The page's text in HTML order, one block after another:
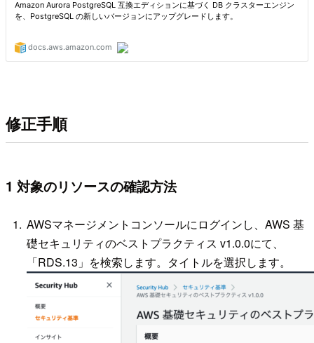
修正手順
1 対象のリソースの確認方法
AWSマネージメントコンソールにログインし、AWS 基
礎セキュリティのベストプラクティス v1.0.0にて、
「RDS.13」を検索します。タイトルを選択します。